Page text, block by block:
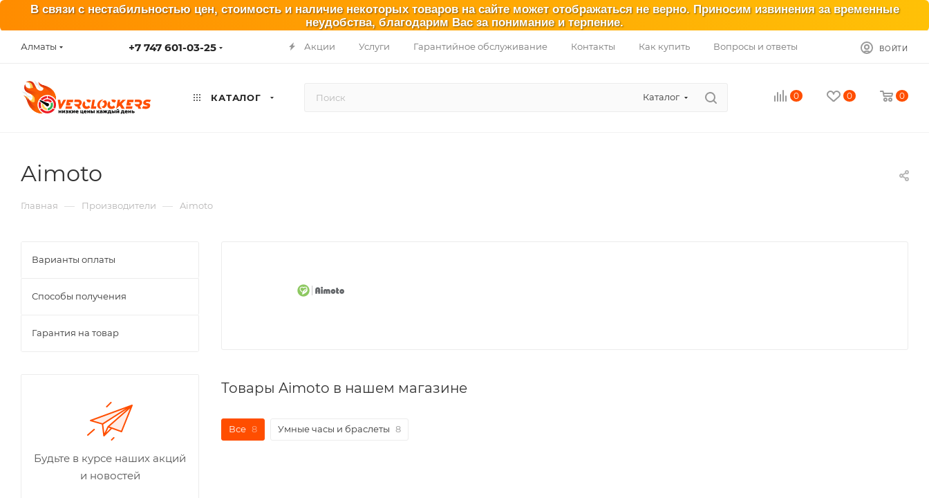
В связи с нестабильностью цен, стоимость и наличие некоторых товаров на сайте может отображаться не верно. Приносим извинения за временные
неудобства, благодарим Вас за понимание и терпение.
Алматы +7 747 601-03-25 Акции Услуги Гарантийное обслуживание Контакты Как купить Вопросы и ответы ВОЙТИ
КАТАЛОГ Каталог 0 0 0
Aimoto
Главная — Производители — Aimoto
Товары Aimoto в нашем магазине
Все 8 Умные часы и браслеты 8
Варианты оплаты
Способы получения
Гарантия на товар
Будьте в курсе наших акций
и новостей